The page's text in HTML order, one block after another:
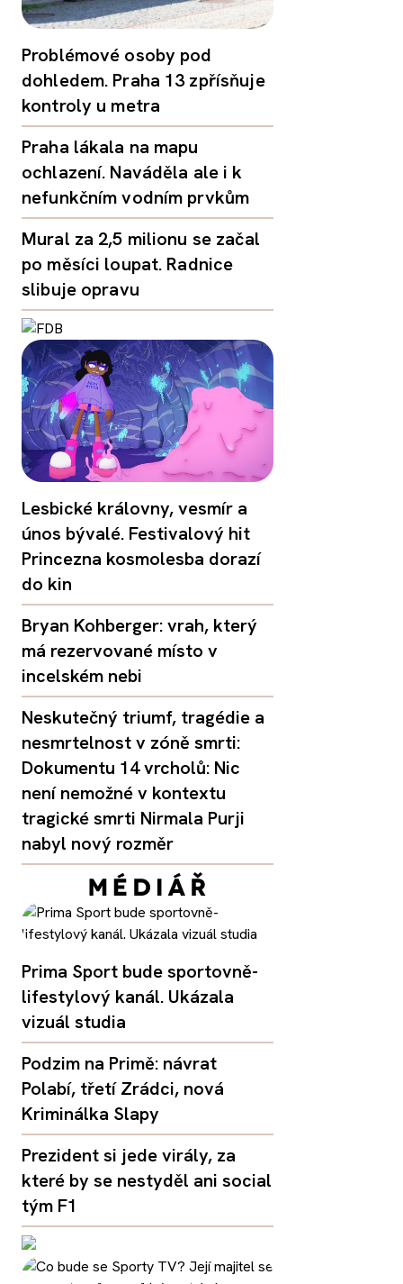
Problémové osoby pod
dohledem. Praha 13 zpřísňuje
kontroly u metra
Praha lákala na mapu
ochlazení. Naváděla ale i k
nefunkčním vodním prvkům
Mural za 2,5 milionu se začal
po měsíci loupat. Radnice
slibuje opravu
Lesbické královny, vesmír a
únos bývalé. Festivalový hit
Princezna kosmolesba dorazí
do kin
Bryan Kohberger: vrah, který
má rezervované místo v
incelském nebi
Neskutečný triumf, tragédie a
nesmrtelnost v zóně smrti:
Dokumentu 14 vrcholů: Nic
není nemožné v kontextu
tragické smrti Nirmala Purji
nabyl nový rozměr
Prima Sport bude sportovně-
lifestylový kanál. Ukázala
vizuál studia
Podzim na Primě: návrat
Polabí, třetí Zrádci, nová
Kriminálka Slapy
Prezident si jede virály, za
které by se nestyděl ani social
tým F1